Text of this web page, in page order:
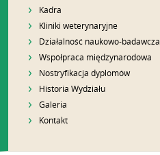
Kadra
Kliniki weterynaryjne
Działalność naukowo-badawcza
Współpraca międzynarodowa
Nostryfikacja dyplomów
Historia Wydziału
Galeria
Kontakt